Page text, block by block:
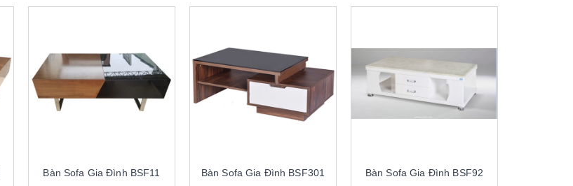
Bàn Sofa Gia Đình BSF11
Bàn Sofa Gia Đình BSF301
Bàn Sofa Gia Đình BSF92